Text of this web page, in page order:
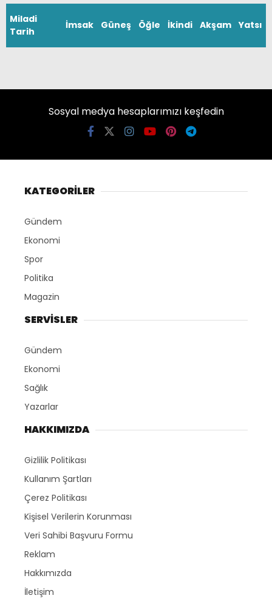
Miladi
Tarih
İmsak Güneş Öğle İkindi Akşam Yatsı
Sosyal medya hesaplarımızı keşfedin
KATEGORİLER
Gündem
Ekonomi
Spor
Politika
Magazin
SERVİSLER
Gündem
Ekonomi
Sağlık
Yazarlar
HAKKIMIZDA
Gizlilik Politikası
Kullanım Şartları
Çerez Politikası
Kişisel Verilerin Korunması
Veri Sahibi Başvuru Formu
Reklam
Hakkımızda
İletişim